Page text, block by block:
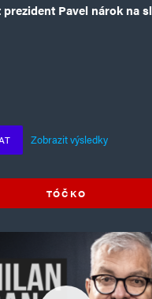
prezident Pavel nárok na
Zobrazit výsledky
TÓČKO